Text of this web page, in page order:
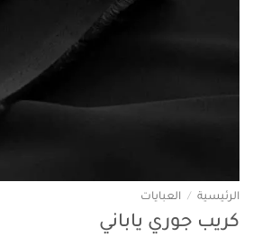
الرئيسية / العبايات
كريب جوري ياباني